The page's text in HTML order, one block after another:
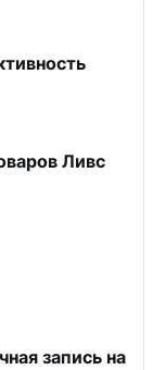
Ливс
запись на